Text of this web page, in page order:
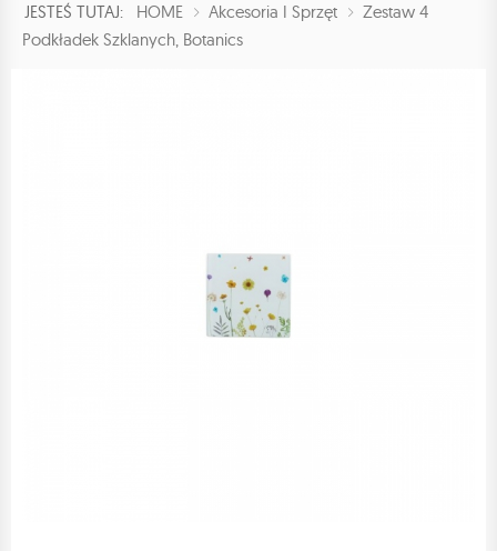
JESTEŚ TUTAJ: HOME Akcesoria I Sprzęt
Zestaw 4
Podkładek Szklanych, Botanics